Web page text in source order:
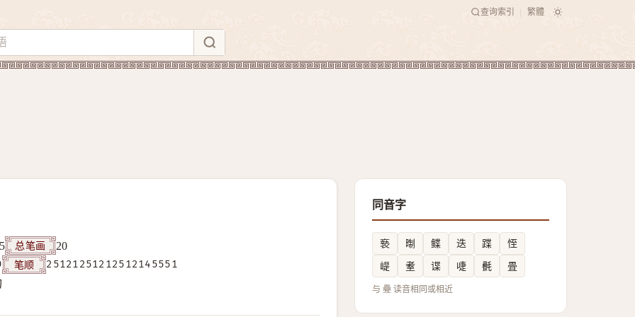
查询索引 繁體
5 总笔画
20
笔顺
25121251212512145551
同音字
䙝 㫼 鲽 迭 蹀
恎
崼
耊 谍 啑 㲲 畳
与 疉 读音相同或相近